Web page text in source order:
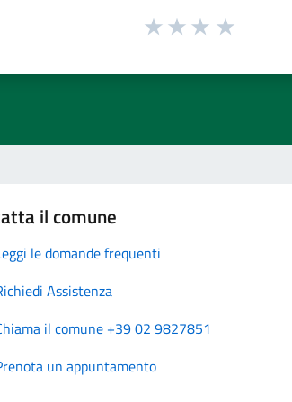
il comune
le domande frequenti
Assistenza
il comune +39 02 9827851
un appuntamento